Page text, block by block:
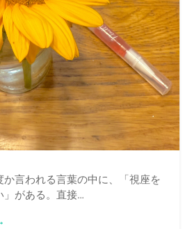
言われる言葉の中に、「視座を
」がある。直接…